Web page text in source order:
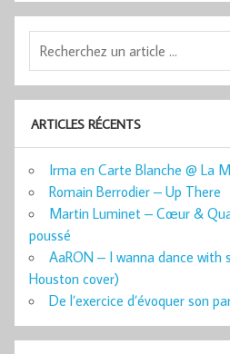
ARTICLES RÉCENTS
Irma en Carte Blanche @ La
Romain Berrodier – Up There
Martin Luminet – Cœur &
poussé
AaRON – I wanna dance with
Houston cover)
De l’exercice d’évoquer son